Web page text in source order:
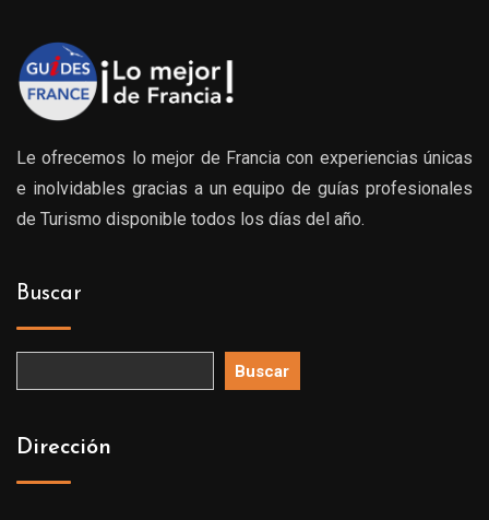
Le ofrecemos lo mejor de Francia con experiencias únicas
e inolvidables gracias a un equipo de guías profesionales
de Turismo disponible todos los días del año.
Buscar
Buscar
Dirección